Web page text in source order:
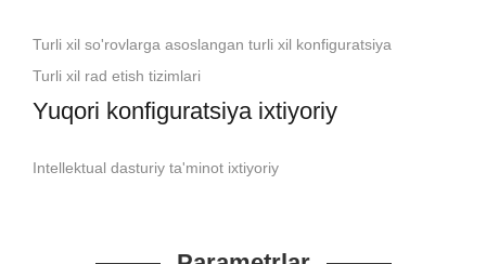
Turli xil so'rovlarga asoslangan turli xil konfiguratsiya
Turli xil rad etish tizimlari
Yuqori konfiguratsiya ixtiyoriy
Intellektual dasturiy ta'minot ixtiyoriy